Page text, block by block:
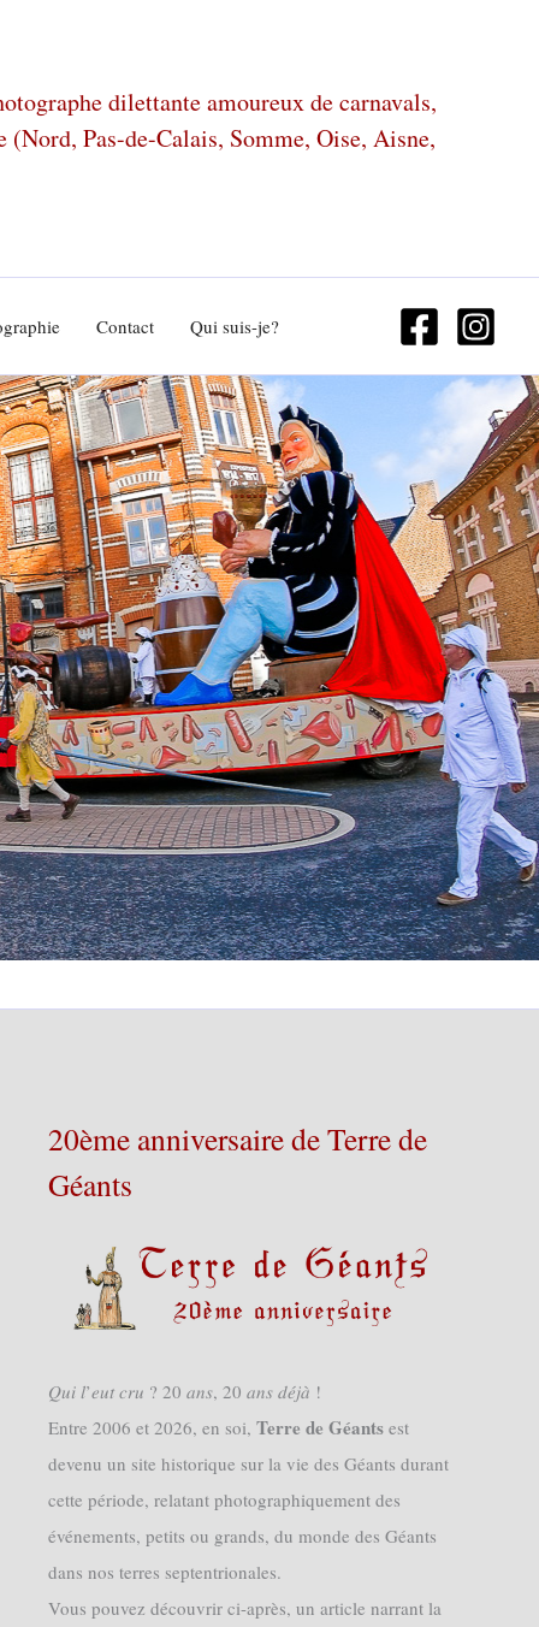
dilettante amoureux de carnavals,
(Nord, Pas-de-Calais, Somme, Oise, Aisne,
Contact Qui suis-je?
20ème anniversaire de Terre de
Géants
𝑄𝑢𝑖 𝑙’𝑒𝑢𝑡 𝑐𝑟𝑢 ? 20 𝑎𝑛𝑠, 20 𝑎𝑛𝑠 𝑑𝑒́𝑗𝑎̀ !
Entre 2006 et 2026, en soi, Terre de Géants est
devenu un site historique sur la vie des Géants durant
cette période, relatant photographiquement des
événements, petits ou grands, du monde des Géants
dans nos terres septentrionales.
Vous pouvez découvrir ci-après, un article narrant la